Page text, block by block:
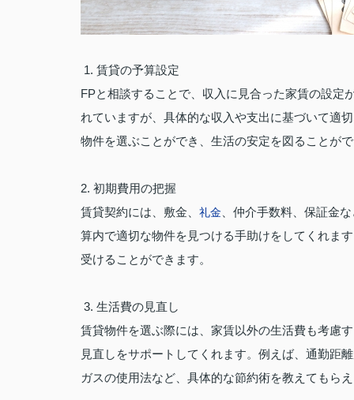
1. 賃貸の予算設定
FPと相談することで、収入に見合った家賃の設定
れていますが、具体的な収入や支出に基づいて適
物件を選ぶことができ、生活の安定を図ることが
2. 初期費用の把握
賃貸契約には、敷金、 礼金 、仲介手数料、保証金
算内で適切な物件を見つける手助けをしてくれま
受けることができます。
3. 生活費の見直し
賃貸物件を選ぶ際には、家賃以外の生活費も考慮
見直しをサポートしてくれます。例えば、通勤距
ガスの使用法など、具体的な節約術を教えてもら